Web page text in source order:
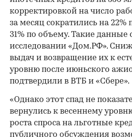
корректировкой на число
за месяц сократились на 22%
31% по объему. Такие данные
исследовании «Дом.РФ».
выдач и возвращение их к
уровню после июньского
подтвердили в ВТБ и «Сбере».
«Однако этот спад не
вернулись к весеннему
роста спроса на льготные
публичного обсуждения